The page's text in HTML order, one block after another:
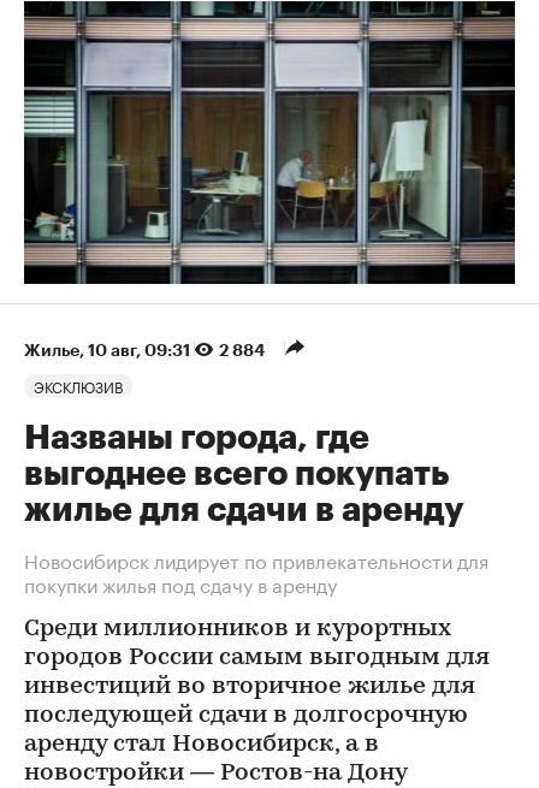
Жилье 10 авг, 09:31 2 884
ЭКСКЛЮЗИВ
Названы города, где
выгоднее всего покупать
жилье для сдачи в аренду
Новосибирск лидирует по привлекательности для
покупки жилья под сдачу в аренду
Среди миллионников и курортных
городов России самым выгодным для
инвестиций во вторичное жилье для
последующей сдачи в долгосрочную
аренду стал Новосибирск, а в
новостройки — Ростов-на Дону